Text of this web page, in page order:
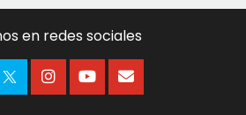
en redes sociales